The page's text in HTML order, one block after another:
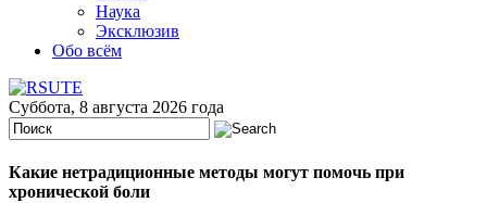
Наука
Эксклюзив
Обо всём
Суббота, 8 августа 2026 года
Какие нетрадиционные методы могут помочь при
хронической боли